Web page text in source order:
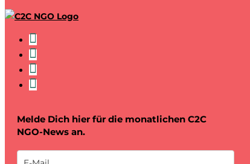
Melde Dich hier für die monatlichen C2C
NGO-News an.